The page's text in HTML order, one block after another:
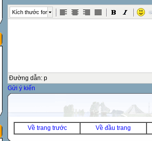
Kích thước font
Đường dẫn: p
Gửi ý kiến
Về trang trước Về đầu trang